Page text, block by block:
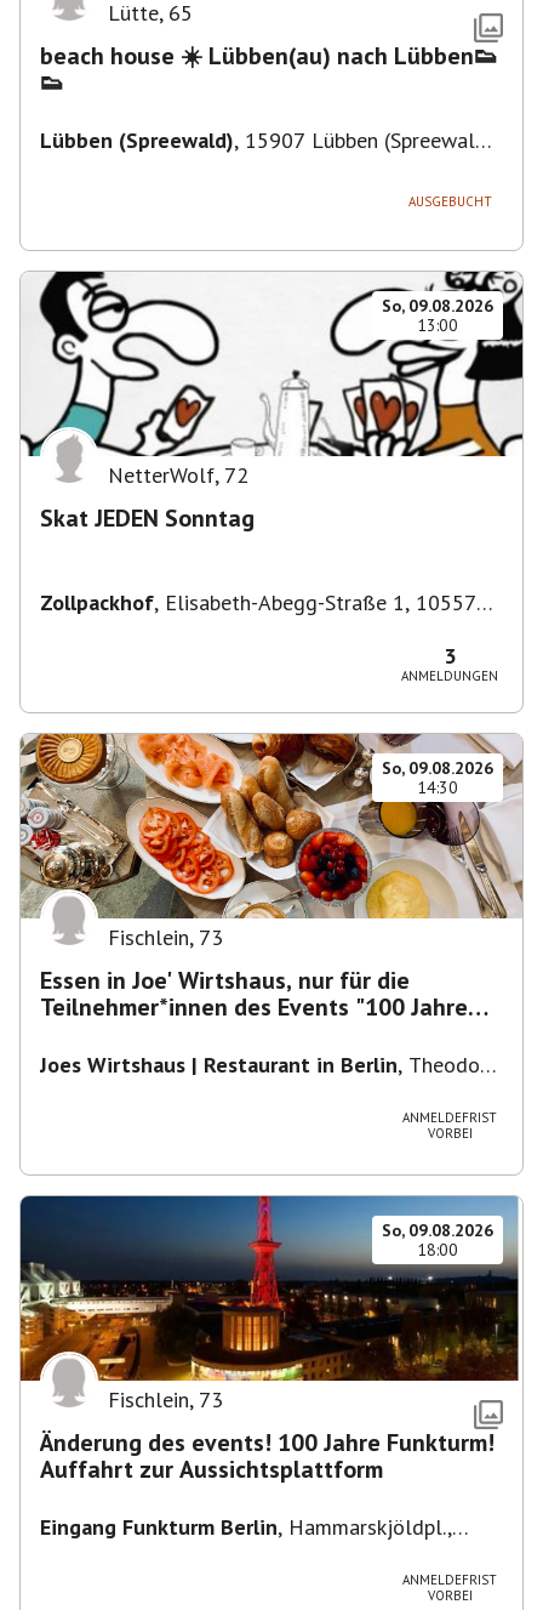
Lütte, 65
beach house ☀️ Lübben(au) nach Lübben👟
👟
Lübben (Spreewald), 15907 Lübben (Spreewald),
AUSGEBUCHT
So, 09.08.2026
13:00
NetterWolf, 72
Skat JEDEN Sonntag
Zollpackhof, Elisabeth-Abegg-Straße 1, 10557
3
ANMELDUNGEN
So, 09.08.2026
14:30
Fischlein, 73
Essen in Joe' Wirtshaus, nur für die
Teilnehmer*innen des Events "100 Jahre
Joes Wirtshaus | Restaurant in Berlin, Theodor-
ANMELDEFRIST
VORBEI
So, 09.08.2026
18:00
Fischlein, 73
Änderung des events! 100 Jahre Funkturm!
Auffahrt zur Aussichtsplattform
Eingang Funkturm Berlin, Hammarskjöldpl.,
ANMELDEFRIST
VORBEI